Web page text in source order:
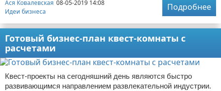
Ася Ковалевская 08-05-2019 14:08
Идеи бизнеса
Подробнее
Готовый бизнес-план квест-комнаты с
расчетами
Квест-проекты на сегодняшний день являются быстро
развивающимся направлением развлекательной индустрии.